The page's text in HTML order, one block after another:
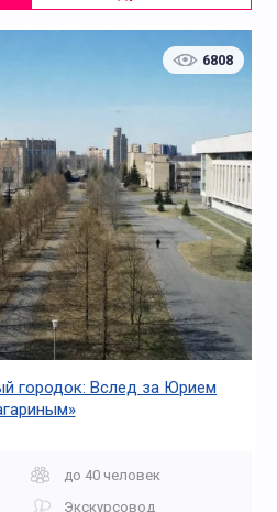
6808
городок: Вслед за Юрием
до 40 человек
Экскурсовод